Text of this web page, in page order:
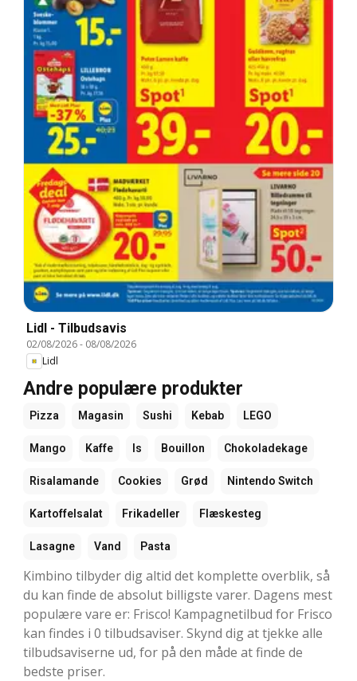
Lidl - Tilbudsavis
02/08/2026- 08/08/2026
Lidl
Andre populære produkter
Pizza Magasin Sushi Kebab LEGO
Mango Kaffe Is Bouillon Chokoladekage
Risalamande Cookies Grød Nintendo Switch
Kartoffelsalat Frikadeller Flæskesteg
Lasagne Vand Pasta
Kimbino tilbyder dig altid det komplette overblik, så
du kan finde de absolut billigste varer. Dagens mest
populære vare er: Frisco! Kampagnetilbud for Frisco
kan findes i 0 tilbudsaviser. Skynd dig at tjekke alle
tilbudsaviserne ud, for på den måde at finde de
bedste priser.